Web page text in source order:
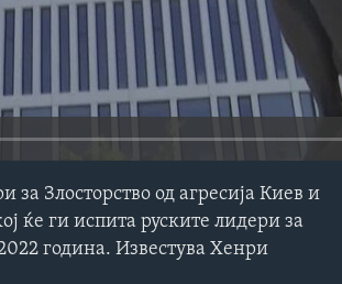
Злосторство од агресија Киев и
ќе ги испита руските лидери за
година. Известува Хенри